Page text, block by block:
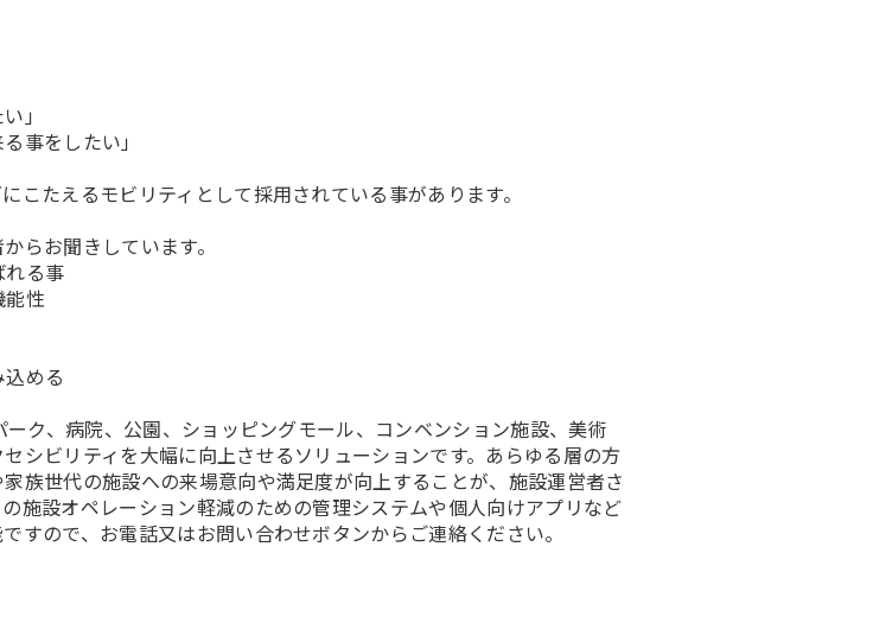
」
事をしたい」
こたえるモビリティとして採用されている事があります。
らお聞きしています。
れる事
能性
める
ク、病院、公園、ショッピングモール、コンベンション施設、美術
シビリティを大幅に向上させるソリューションです。あらゆる層の方
族世代の施設への来場意向や満足度が向上することが、施設運営者さ
施設オペレーション軽減のための管理システムや個人向けアプリなど
すので、お電話又はお問い合わせボタンからご連絡ください。